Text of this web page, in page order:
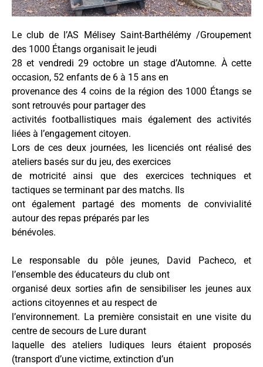
Le club de l’AS Mélisey Saint-Barthélémy /Groupement
des 1000 Étangs organisait le jeudi
28 et vendredi 29 octobre un stage d’Automne. À cette
occasion, 52 enfants de 6 à 15 ans en
provenance des 4 coins de la région des 1000 Étangs se
sont retrouvés pour partager des
activités footballistiques mais également des activités
liées à l’engagement citoyen.
Lors de ces deux journées, les licenciés ont réalisé des
ateliers basés sur du jeu, des exercices
de motricité ainsi que des exercices techniques et
tactiques se terminant par des matchs. Ils
ont également partagé des moments de convivialité
autour des repas préparés par les
bénévoles.
Le responsable du pôle jeunes, David Pacheco, et
l’ensemble des éducateurs du club ont
organisé deux sorties afin de sensibiliser les jeunes aux
actions citoyennes et au respect de
l’environnement. La première consistait en une visite du
centre de secours de Lure durant
laquelle des ateliers ludiques leurs étaient proposés
(transport d’une victime, extinction d’un